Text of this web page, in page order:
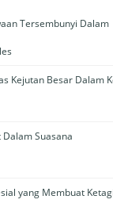
Tersembunyi Dalam
Kejutan Besar Dalam
Dalam Suasana
yang Membuat